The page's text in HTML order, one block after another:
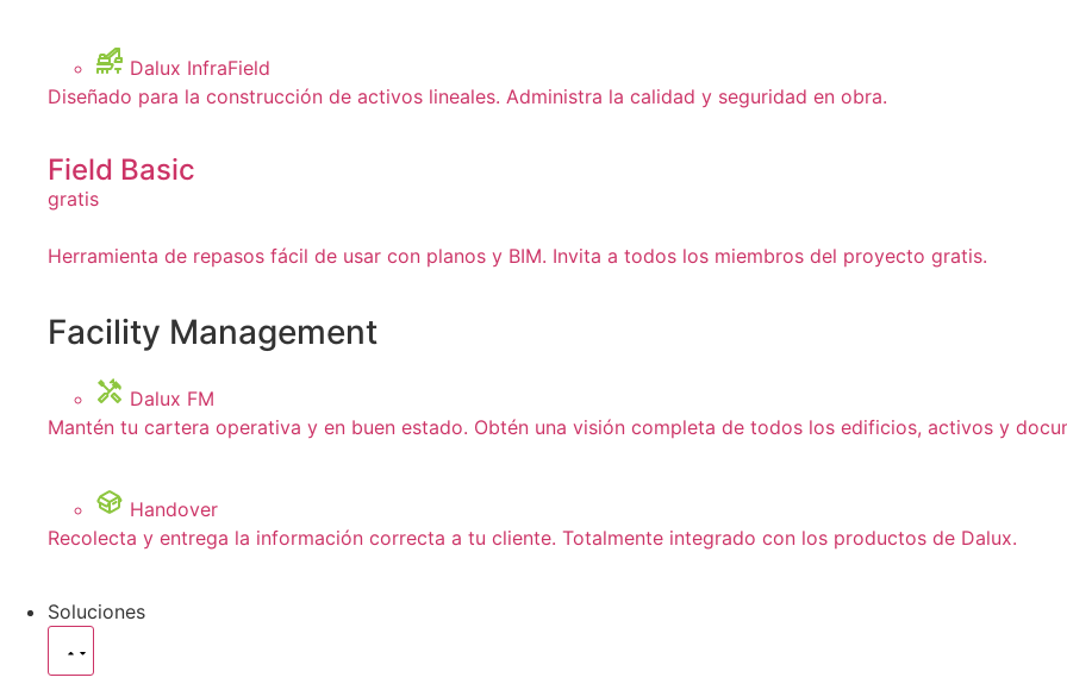
Dalux InfraField
Diseñado para la construcción de activos lineales. Administra la calidad y seguridad en obra.
Field Basic
gratis
Herramienta de repasos fácil de usar con planos y BIM. Invita a todos los miembros del proyecto gratis.
Facility Management
Dalux FM
Mantén tu cartera operativa y en buen estado. Obtén una visión completa de todos los edificios, activos y
Handover
Recolecta y entrega la información correcta a tu cliente. Totalmente integrado con los productos de Dalux.
Soluciones